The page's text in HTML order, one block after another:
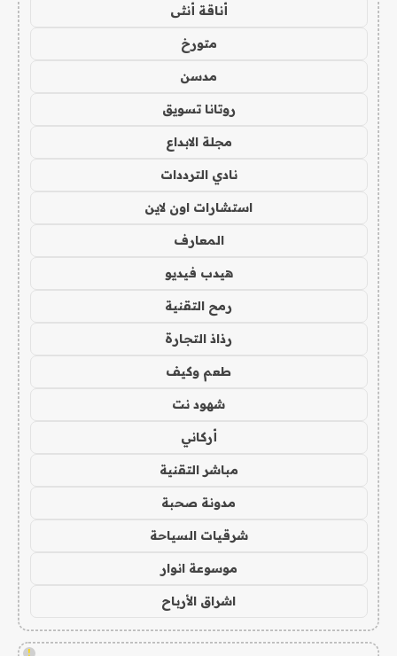
أناقة أنثى
متورخ
مدسن
روتانا تسويق
مجلة الابداع
نادي الترددات
استشارات اون لاين
المعارف
هيدب فيديو
رمح التقنية
رذاذ التجارة
طعم وكيف
شهود نت
أركاني
مباشر التقنية
مدونة صحبة
شرقيات السياحة
موسوعة انوار
اشراق الأرباح
!